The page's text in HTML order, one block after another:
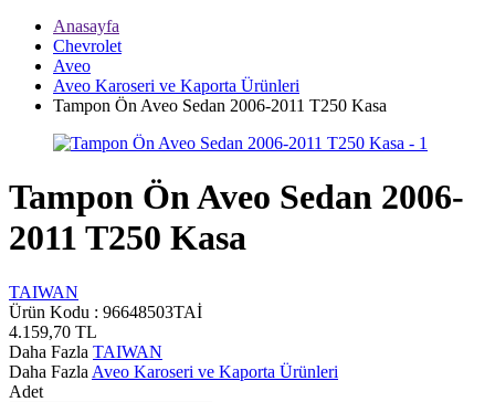
Anasayfa
Chevrolet
Aveo
Aveo Karoseri ve Kaporta Ürünleri
Tampon Ön Aveo Sedan 2006-2011 T250 Kasa
Tampon Ön Aveo Sedan 2006-
2011 T250 Kasa
TAIWAN
Ürün Kodu : 96648503TAİ
4.159,70 TL
Daha Fazla TAIWAN
Daha Fazla Aveo Karoseri ve Kaporta Ürünleri
Adet